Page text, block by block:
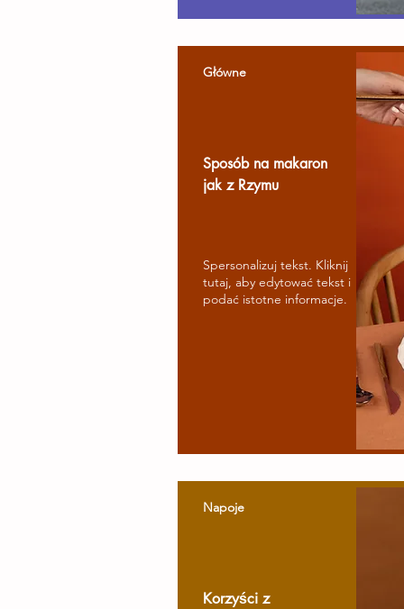
Główne
Sposób na makaron
jak z Rzymu
Spersonalizuj tekst. Kliknij
tutaj, aby edytować tekst i
podać istotne informacje.
Napoje
Korzyści z